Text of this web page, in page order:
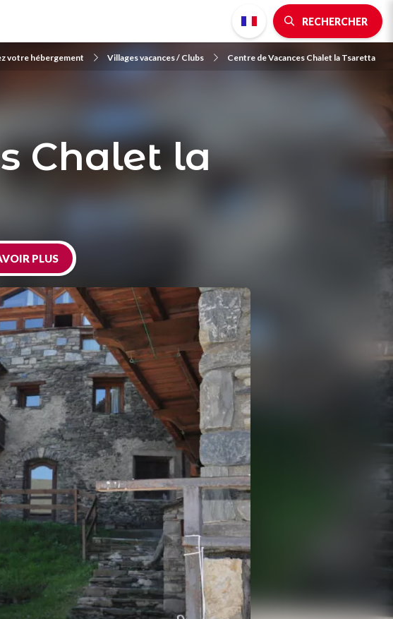
RECHERCHER
votre hébergement Villages vacances / Clubs Centre de Vacances Chalet la Tsaretta
Chalet la
PLUS